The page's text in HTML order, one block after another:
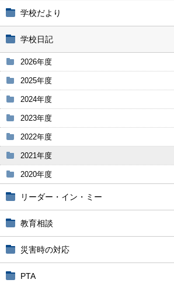
学校だより
学校日記
2026年度
2025年度
2024年度
2023年度
2022年度
2021年度
2020年度
リーダー・イン・ミー
教育相談
災害時の対応
PTA